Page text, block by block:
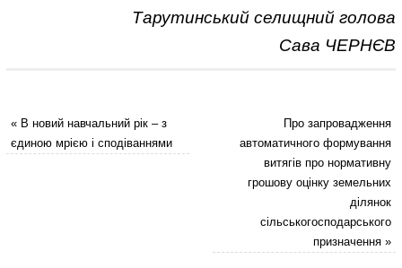
Тарутинський селищний голова
Сава ЧЕРНЄВ
«В новий навчальний рік – з
єдиною мрією і сподіваннями
Про запровадження
автоматичного формування
витягів про нормативну
грошову оцінку земельних
ділянок
сільськогосподарського
призначення»